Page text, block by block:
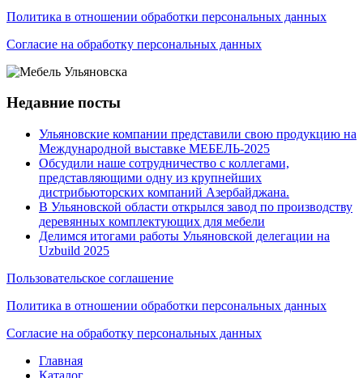
Политика в отношении обработки персональных данных
Согласие на обработку персональных данных
Недавние посты
Ульяновские компании представили свою продукцию на
Международной выставке МЕБЕЛЬ-2025
Обсудили наше сотрудничество с коллегами,
представляющими одну из крупнейших
дистрибьюторских компаний Азербайджана.
В Ульяновской области открылся завод по производству
деревянных комплектующих для мебели
Делимся итогами работы Ульяновской делегации на
Uzbuild 2025
Пользовательское соглашение
Политика в отношении обработки персональных данных
Согласие на обработку персональных данных
Главная